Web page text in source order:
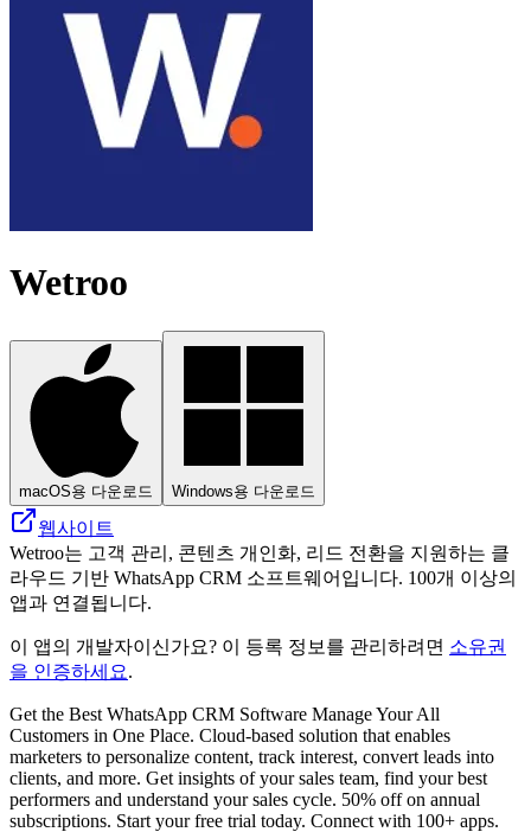
Wetroo
macOS용 다운로드 Windows용 다운로드
웹사이트
Wetroo는 고객 관리, 콘텐츠 개인화, 리드 전환을 지원하는 클
라우드 기반 WhatsApp CRM 소프트웨어입니다. 100개 이상의
앱과 연결됩니다.
이 앱의 개발자이신가요? 이 등록 정보를 관리하려면 소유권
을 인증하세요.
Get the Best WhatsApp CRM Software Manage Your All
Customers in One Place. Cloud-based solution that enables
marketers to personalize content, track interest, convert leads into
clients, and more. Get insights of your sales team, find your best
performers and understand your sales cycle. 50% off on annual
subscriptions. Start your free trial today. Connect with 100+ apps.